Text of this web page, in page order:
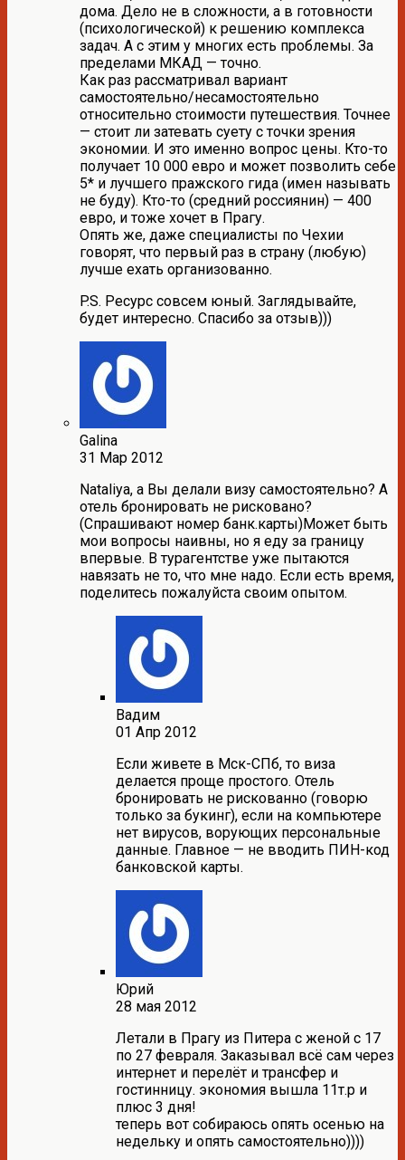
дома. Дело не в сложности, а в готовности
(психологической) к решению комплекса
задач. А с этим у многих есть проблемы. За
пределами МКАД — точно.
Как раз рассматривал вариант
самостоятельно/несамостоятельно
относительно стоимости путешествия. Точнее
— стоит ли затевать суету с точки зрения
экономии. И это именно вопрос цены. Кто-то
получает 10 000 евро и может позволить себе
5* и лучшего пражского гида (имен называть
не буду). Кто-то (средний россиянин) — 400
евро, и тоже хочет в Прагу.
Опять же, даже специалисты по Чехии
говорят, что первый раз в страну (любую)
лучше ехать организованно.
P.S. Ресурс совсем юный. Заглядывайте,
будет интересно. Спасибо за отзыв)))
Galina
31 Мар 2012
Nataliya, а Вы делали визу самостоятельно? А
отель бронировать не рисковано?
(Спрашивают номер банк.карты)Может быть
мои вопросы наивны, но я еду за границу
впервые. В турагентстве уже пытаются
навязать не то, что мне надо. Если есть время,
поделитесь пожалуйста своим опытом.
Вадим
01 Апр 2012
Если живете в Мск-СПб, то виза
делается проще простого. Отель
бронировать не рискованно (говорю
только за букинг), если на компьютере
нет вирусов, ворующих персональные
данные. Главное — не вводить ПИН-код
банковской карты.
Юрий
28 мая 2012
Летали в Прагу из Питера с женой с 17
по 27 февраля. Заказывал всё сам через
интернет и перелёт и трансфер и
гостинницу. экономия вышла 11т.р и
плюс 3 дня!
теперь вот собираюсь опять осенью на
недельку и опять самостоятельно))))